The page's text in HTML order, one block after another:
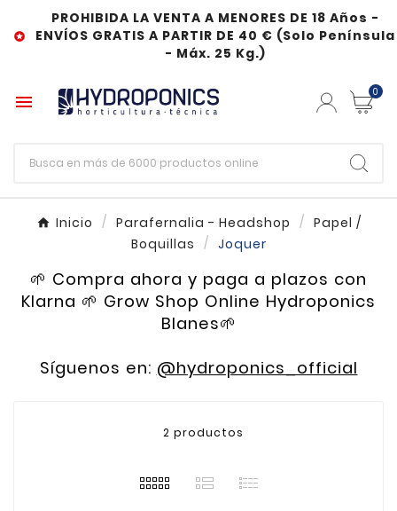

PROHIBIDA LA VENTA A MENORES DE 18 Años -
ENVÍOS GRATIS A PARTIR DE 40 € (Solo Península
- Máx. 25 Kg.)
 0
Inicio Parafernalia - Headshop
Papel /
Boquillas
Joquer
🌱 Compra ahora y paga a plazos con
Klarna 🌱 Grow Shop Online Hydroponics
Blanes🌱
Síguenos en: @hydroponics_official
2 productos